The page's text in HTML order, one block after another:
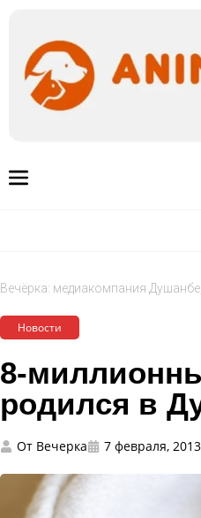
Вечёрка: медиакомпания
Новости
8-
родился в
От Вечерка 7 февраля, 2013